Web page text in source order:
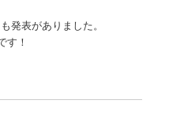
発表がありました。
す！